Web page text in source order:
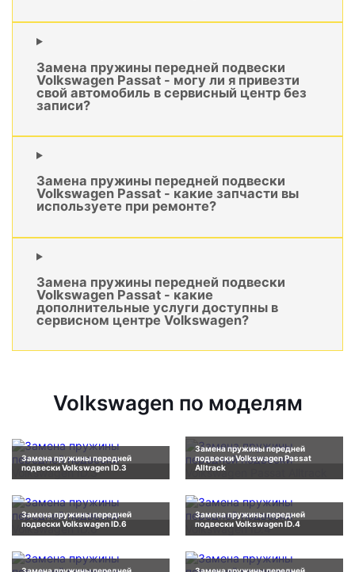
Замена пружины передней подвески
Volkswagen Passat - могу ли я привезти
свой автомобиль в сервисный центр без
записи?
Замена пружины передней подвески
Volkswagen Passat - какие запчасти вы
используете при ремонте?
Замена пружины передней подвески
Volkswagen Passat - какие
дополнительные услуги доступны в
сервисном центре Volkswagen?
Volkswagen по моделям
Замена пружины передней
подвески Volkswagen ID.3
Замена пружины передней
подвески Volkswagen Passat
Alltrack
Замена пружины передней
подвески Volkswagen ID.6
Замена пружины передней
подвески Volkswagen ID.4